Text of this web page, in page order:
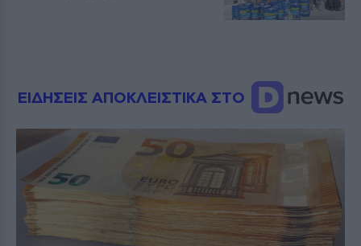
ΕΙΔΗΣΕΙΣ ΑΠΟΚΛΕΙΣΤΙΚΑ ΣΤΟ